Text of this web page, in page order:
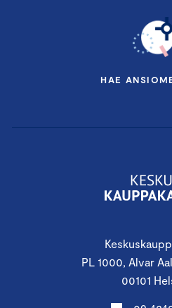
PL 1000, Alvar
00101
HAE